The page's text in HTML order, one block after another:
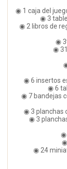
◉ 1 caja del
◉ 3
◉ 2 libros de
◉
◉
◉ 6 insertos
◉ 6
◉ 7 bandejas
◉ 3 planchas
◉ 3
◉
◉
◉ 24